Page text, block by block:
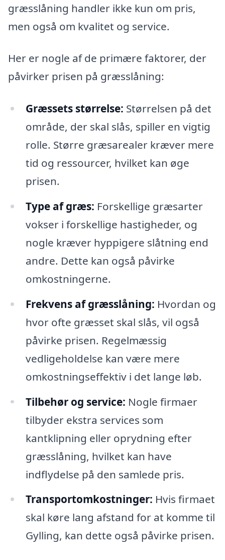
græsslåning handler ikke kun om pris,
men også om kvalitet og service.
Her er nogle af de primære faktorer, der
påvirker prisen på græsslåning:
Græssets størrelse: Størrelsen på det
område, der skal slås, spiller en vigtig
rolle. Større græsarealer kræver mere
tid og ressourcer, hvilket kan øge
prisen.
Type af græs: Forskellige græsarter
vokser i forskellige hastigheder, og
nogle kræver hyppigere slåtning end
andre. Dette kan også påvirke
omkostningerne.
Frekvens af græsslåning: Hvordan og
hvor ofte græsset skal slås, vil også
påvirke prisen. Regelmæssig
vedligeholdelse kan være mere
omkostningseffektiv i det lange løb.
Tilbehør og service: Nogle firmaer
tilbyder ekstra services som
kantklipning eller oprydning efter
græsslåning, hvilket kan have
indflydelse på den samlede pris.
Transportomkostninger: Hvis firmaet
skal køre lang afstand for at komme til
Gylling, kan dette også påvirke prisen.